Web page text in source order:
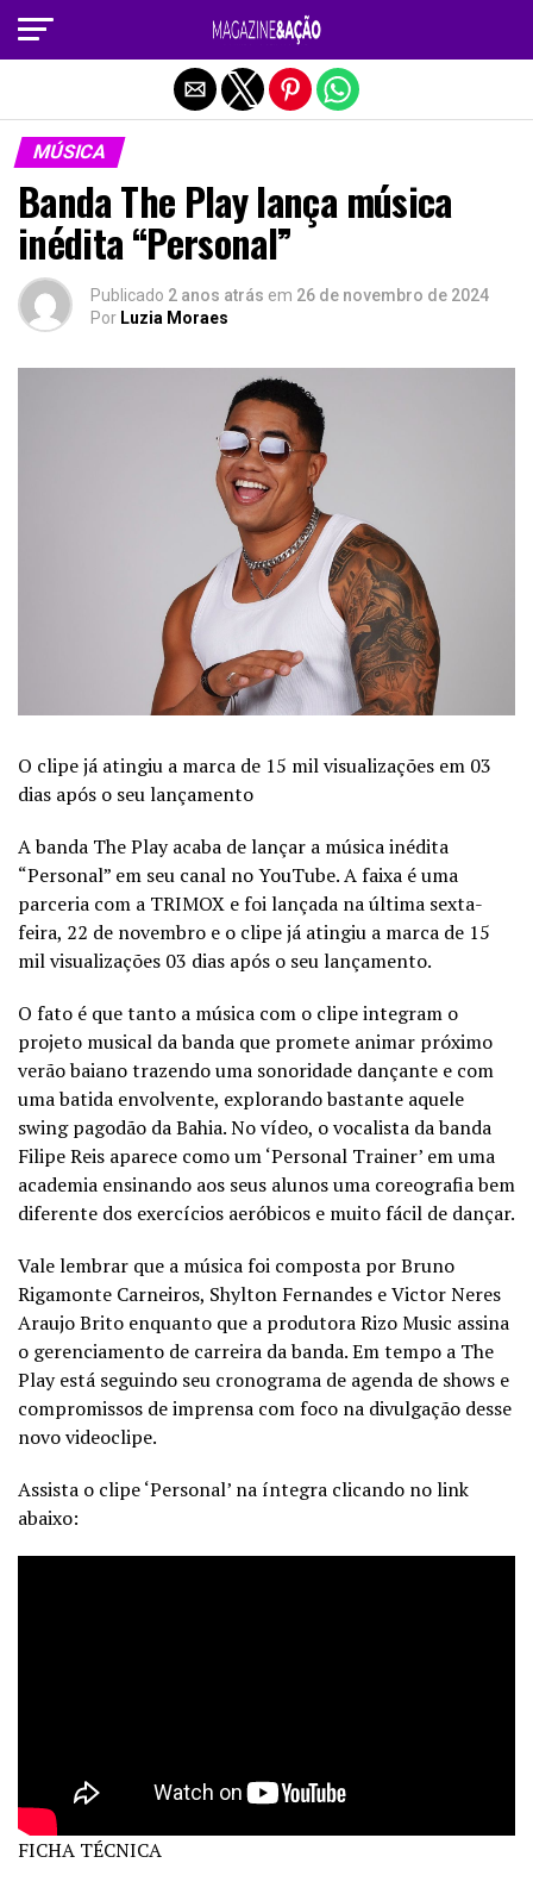
MÚSICA
Banda The Play lança música
inédita “Personal”
Publicado 2 anos atrás em 26 de novembro de 2024
Por Luzia Moraes
O clipe já atingiu a marca de 15 mil visualizações em 03
dias após o seu lançamento
A banda The Play acaba de lançar a música inédita
“Personal” em seu canal no YouTube. A faixa é uma
parceria com a TRIMOX e foi lançada na última sexta-
feira, 22 de novembro e o clipe já atingiu a marca de 15
mil visualizações 03 dias após o seu lançamento.
O fato é que tanto a música com o clipe integram o
projeto musical da banda que promete animar próximo
verão baiano trazendo uma sonoridade dançante e com
uma batida envolvente, explorando bastante aquele
swing pagodão da Bahia. No vídeo, o vocalista da banda
Filipe Reis aparece como um ‘Personal Trainer’ em uma
academia ensinando aos seus alunos uma coreografia bem
diferente dos exercícios aeróbicos e muito fácil de dançar.
Vale lembrar que a música foi composta por Bruno
Rigamonte Carneiros, Shylton Fernandes e Victor Neres
Araujo Brito enquanto que a produtora Rizo Music assina
o gerenciamento de carreira da banda. Em tempo a The
Play está seguindo seu cronograma de agenda de shows e
compromissos de imprensa com foco na divulgação desse
novo videoclipe.
Assista o clipe ‘Personal’ na íntegra clicando no link
abaixo:
FICHA TÉCNICA
Sair da versão mobile